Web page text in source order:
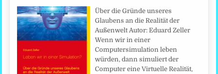
Über die Gründe unseres
Glaubens an die Realität der
Außenwelt Autor: Eduard Zeller
Wenn wir in einer
Computersimulation leben
würden, dann simuliert der
Computer eine Virtuelle Realität,